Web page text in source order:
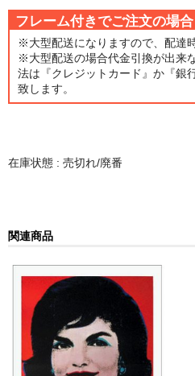
ダネーゼ【DANESE MILANO】
フォトアートポスター
アンディ・ウォーホル
アンリ・マティス額装
カッズミイダ×手塚治虫額装
スペイン製アートポスター額装
フレーム付きでご注文の場合
※大型配送になりますので、配達
※大型配送の場合代金引換が出来
法は『クレジットカード』か『銀
致します。
在庫状態 : 売切れ/廃番
関連商品